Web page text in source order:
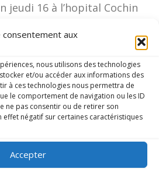
consentement aux
nous utilisons des technologies
et/ou accéder aux informations des
à ces technologies nous permettra de
le comportement de navigation ou les ID
ne pas consentir ou de retirer son
effet négatif sur certaines caractéristiques
Accepter
jeudi 16 à l’hopital Cochin
en perspective. Bon
rétablissement à lui .